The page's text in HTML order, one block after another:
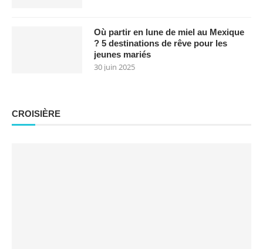
Où partir en lune de miel au Mexique
? 5 destinations de rêve pour les
jeunes mariés
30 juin 2025
CROISIÈRE